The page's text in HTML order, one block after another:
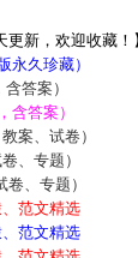
新，欢迎收藏！】
永久珍藏）
答案）
含答案）
案、试卷）
、专题）
、专题）
范文精选
范文精选